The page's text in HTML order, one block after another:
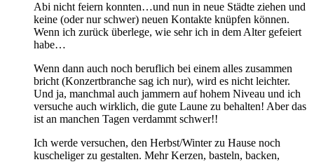
Abi nicht feiern konnten…und nun in neue Städte ziehen und
keine (oder nur schwer) neuen Kontakte knüpfen können.
Wenn ich zurück überlege, wie sehr ich in dem Alter gefeiert
habe…
Wenn dann auch noch beruflich bei einem alles zusammen
bricht (Konzertbranche sag ich nur), wird es nicht leichter.
Und ja, manchmal auch jammern auf hohem Niveau und ich
versuche auch wirklich, die gute Laune zu behalten! Aber das
ist an manchen Tagen verdammt schwer!!
Ich werde versuchen, den Herbst/Winter zu Hause noch
kuscheliger zu gestalten. Mehr Kerzen, basteln, backen,